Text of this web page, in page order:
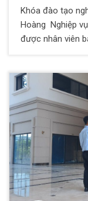
Khóa đào tạo
Hoàng Nghiệp
được nhân viên
thành tốt công